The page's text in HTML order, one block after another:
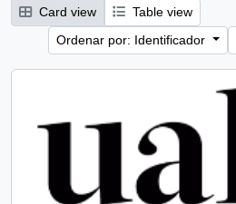
Card view
Table view
Ordenar por: Identificador